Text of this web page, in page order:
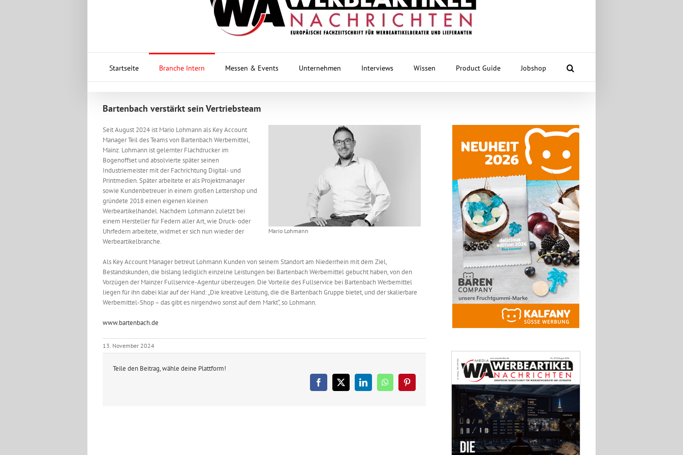
Startseite Branche Intern Messen & Events Unternehmen Interviews Wissen Product Guide Jobshop
Bartenbach verstärkt sein Vertriebsteam
Mario Lohmann
Seit August 2024 ist Mario Lohmann als Key Account
Manager Teil des Teams von Bartenbach Werbemittel,
Mainz. Lohmann ist gelernter Flachdrucker im
Bogenoffset und absolvierte später seinen
Industriemeister mit der Fachrichtung Digital- und
Printmedien. Später arbeitete er als Projektmanager
sowie Kundenbetreuer in einem großen Lettershop und
gründete 2018 einen eigenen kleinen
Werbeartikelhandel. Nachdem Lohmann zuletzt bei
einem Hersteller für Federn aller Art, wie Druck- oder
Uhrfedern arbeitete, widmet er sich nun wieder der
Werbeartikelbranche.
Als Key Account Manager betreut Lohmann Kunden von seinem Standort am Niederrhein mit dem Ziel,
Bestandskunden, die bislang lediglich einzelne Leistungen bei Bartenbach Werbemittel gebucht haben, von den
Vorzügen der Mainzer Fullservice-Agentur überzeugen. Die Vorteile des Fullservice bei Bartenbach Werbemittel
liegen für ihn dabei klar auf der Hand: „Die kreative Leistung, die die Bartenbach Gruppe bietet, und der skalierbare
Werbemittel-Shop – das gibt es nirgendwo sonst auf dem Markt“, so Lohmann.
www.bartenbach.de
13. November 2024
Teile den Beitrag, wähle deine Plattform!
Facebook
X LinkedInWhatsAppPinterest